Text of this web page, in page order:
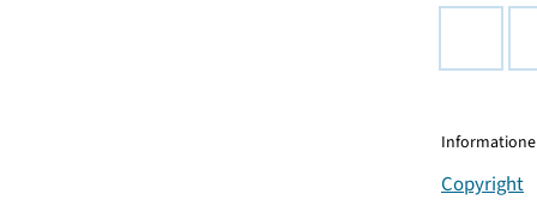
Copyright